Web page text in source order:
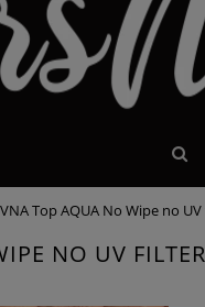
Top AQUA No Wipe no
NO UV